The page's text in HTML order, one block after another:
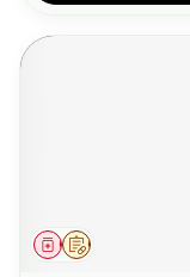
Op voorschrift
Geneesmiddel